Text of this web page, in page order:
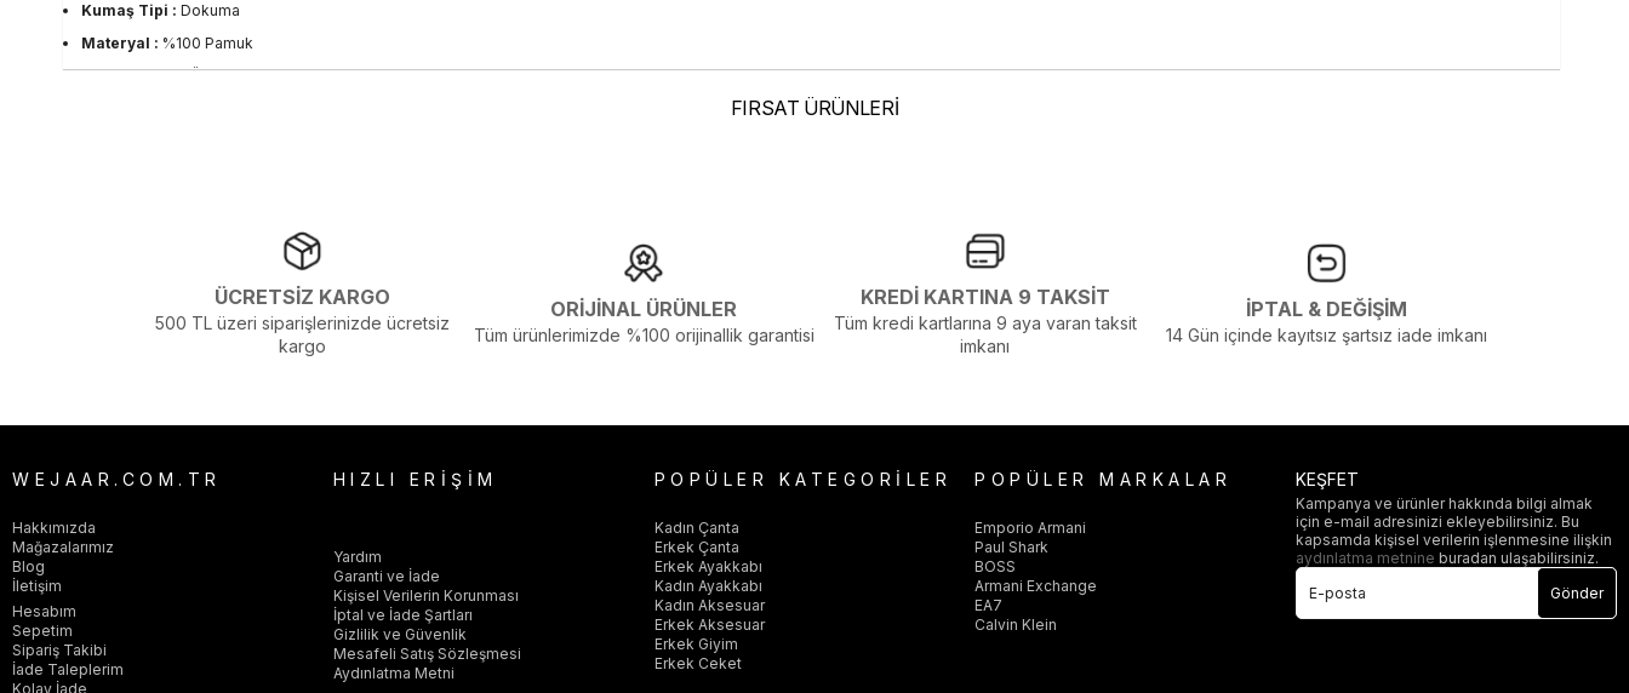
Kumaş Tipi : Dokuma
Materyal : %100 Pamuk
Okula Dönüş :Üniversite
FIRSAT ÜRÜNLERİ
ÜCRETSİZ KARGO
500 TL üzeri siparişlerinizde ücretsiz
kargo
ORİJİNAL ÜRÜNLER
Tüm ürünlerimizde %100 orijinallik garantisi
KREDİ KARTINA 9 TAKSİT
Tüm kredi kartlarına 9 aya varan taksit
imkanı
İPTAL & DEĞİŞİM
14 Gün içinde kayıtsız şartsız iade imkanı
WEJAAR.COM.TR
Hakkımızda
Mağazalarımız
Blog
İletişim
Hesabım
Sepetim
Sipariş Takibi
İade Taleplerim
Kolay İade
HIZLI ERİŞİM
Yardım
Garanti ve İade
Kişisel Verilerin Korunması
İptal ve İade Şartları
Gizlilik ve Güvenlik
Mesafeli Satış Sözleşmesi
Aydınlatma Metni
POPÜLER KATEGORİLER
Kadın Çanta
Erkek Çanta
Erkek Ayakkabı
Kadın Ayakkabı
Kadın Aksesuar
Erkek Aksesuar
Erkek Giyim
Erkek Ceket
POPÜLER MARKALAR
Emporio Armani
Paul Shark
BOSS
Armani Exchange
EA7
Calvin Klein
KEŞFET
Kampanya ve ürünler hakkında bilgi almak
için e-mail adresinizi ekleyebilirsiniz. Bu
kapsamda kişisel verilerin işlenmesine ilişkin
aydınlatma metnineburadan ulaşabilirsiniz.
Gönder